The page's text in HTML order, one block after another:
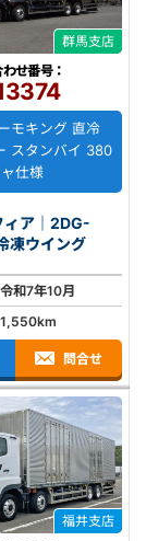
群馬支店
せ番号：
モキング 直冷
スタンバイ 380
仕様
ィア｜2DG-
｜ 冷凍ウイング
令和7年10月
1,550km
問合せ
福井支店